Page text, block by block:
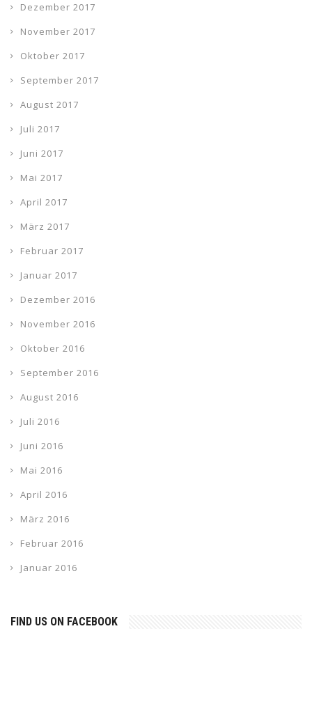
Dezember 2017
November 2017
Oktober 2017
September 2017
August 2017
Juli 2017
Juni 2017
Mai 2017
April 2017
März 2017
Februar 2017
Januar 2017
Dezember 2016
November 2016
Oktober 2016
September 2016
August 2016
Juli 2016
Juni 2016
Mai 2016
April 2016
März 2016
Februar 2016
Januar 2016
FIND US ON FACEBOOK